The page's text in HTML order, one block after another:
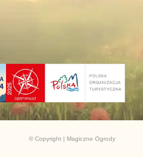
© Copyright | Magiczne Ogrody